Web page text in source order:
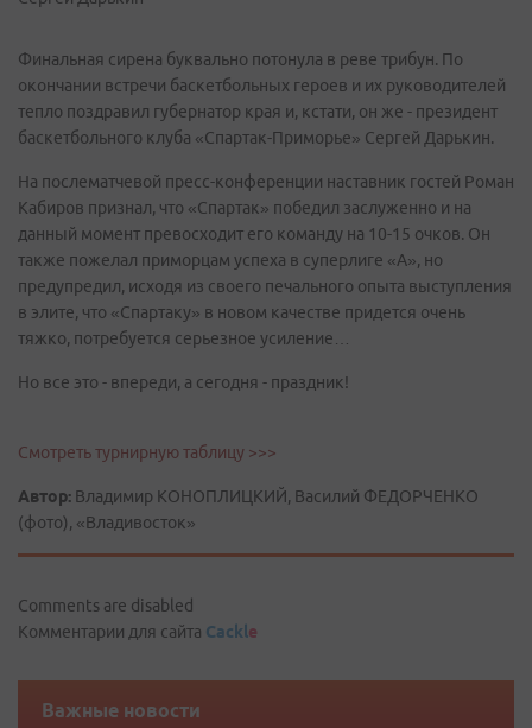
Финальная сирена буквально потонула в реве трибун. По
окончании встречи баскетбольных героев и их руководителей
тепло поздравил губернатор края и, кстати, он же - президент
баскетбольного клуба «Спартак-Приморье» Сергей Дарькин.
На послематчевой пресс-конференции наставник гостей Роман
Кабиров признал, что «Спартак» победил заслуженно и на
данный момент превосходит его команду на 10-15 очков. Он
также пожелал приморцам успеха в суперлиге «А», но
предупредил, исходя из своего печального опыта выступления
в элите, что «Спартаку» в новом качестве придется очень
тяжко, потребуется серьезное усиление…
Но все это - впереди, а сегодня - праздник!
Смотреть турнирную таблицу >>>
Автор: Владимир КОНОПЛИЦКИЙ, Василий ФЕДОРЧЕНКО
(фото), «Владивосток»
Comments are disabled
Комментарии для сайта Cackle
Важные новости